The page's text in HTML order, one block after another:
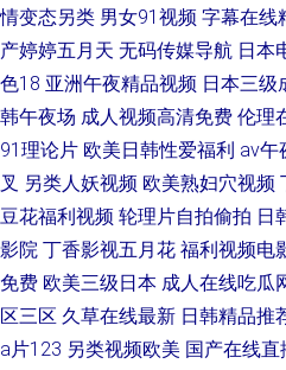
情变态另类 男女91视频 字幕在线
产婷婷五月天 无码传媒导航 日本
色18 亚洲午夜精品视频 日本三级
韩午夜场 成人视频高清免费 伦理
91理论片 欧美日韩性爱福利 av午
叉 另类人妖视频 欧美熟妇穴视频
豆花福利视频 轮理片自拍偷拍 日
影院 丁香影视五月花 福利视频电
免费 欧美三级日本 成人在线吃瓜
区三区 久草在线最新 日韩精品推
a片123 另类视频欧美 国产在线直